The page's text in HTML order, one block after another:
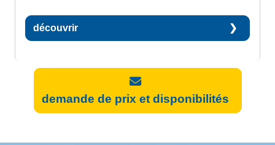
découvrir
demande de prix et disponibilités